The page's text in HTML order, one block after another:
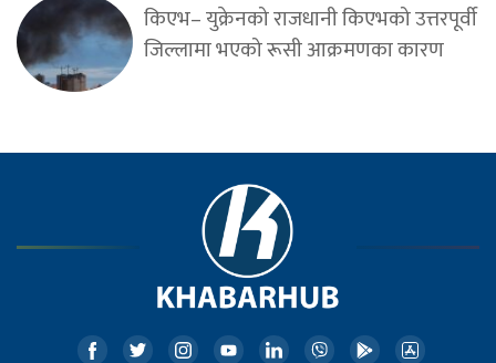
किएभ– युक्रेनको राजधानी किएभको उत्तरपूर्वी
जिल्लामा भएको रूसी आक्रमणका कारण